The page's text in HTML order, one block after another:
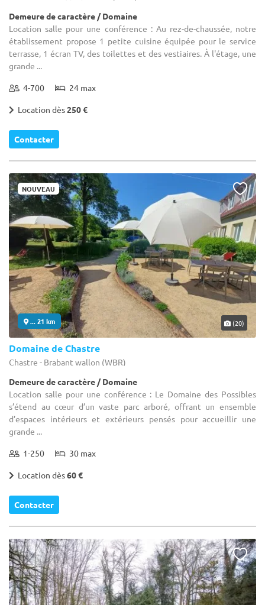
Demeure de caractère / Domaine
Location salle pour une conférence : Au rez-de-chaussée, notre
établissement propose 1 petite cuisine équipée pour le service
terrasse, 1 écran TV, des toilettes et des vestiaires. À l'étage, une
grande ...
4-700 24 max
Location dès250 €
Contacter
NOUVEAU
... 21 km (20)
Domaine de Chastre
Chastre - Brabant wallon (WBR)
Demeure de caractère / Domaine
Location salle pour une conférence : Le Domaine des Possibles
s’étend au cœur d’un vaste parc arboré, offrant un ensemble
d’espaces intérieurs et extérieurs pensés pour accueillir une
grande ...
1-250 30 max
Location dès60 €
Contacter